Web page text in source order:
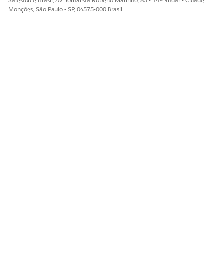
ESTE ARTIGO RESOLVEU SEU PROBLEMA?
Monções, São Paulo - SP, 04575-000 Brasil